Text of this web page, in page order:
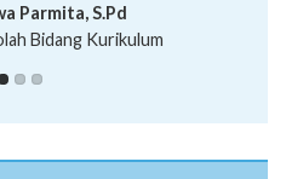
S.Pd.
Parmita, S.Pd
Bidang Kurikulum
Pratita, S.Pd., M.Sn
Sutantri, S.Pd.